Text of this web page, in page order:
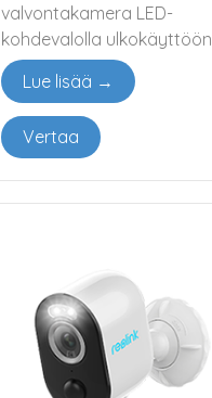
valvontakamera LED-
kohdevalolla ulkokäyttöön
Lue lisää →
Vertaa